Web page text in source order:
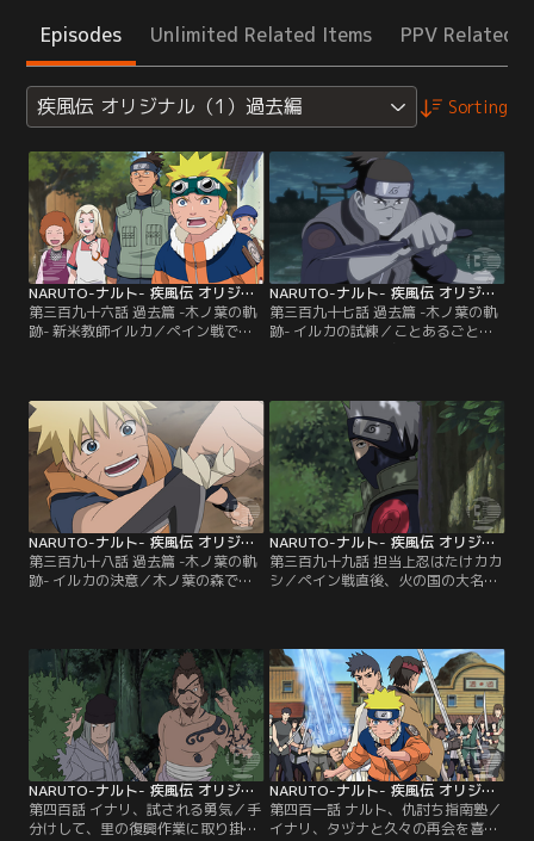
Episodes Unlimited Related Items PPV Related
疾風伝 オリジナル（1）過去編 Sorting
NARUTO-ナルト- 疾風伝 オリジナル（1）過去編 第396話
第三百九十六話 過去篇 -木ノ葉の軌
跡- 新米教師イルカ／ペイン戦で瓦
にあったブランコのついた木が無事
であることに気づく。それはいたず
らっ子だったアカデミー時代のナル
トがよく乗っていたものだった。イ
ルカは当時のことを懐かしく思い出
す…。【提供：バンダイチャンネ
ル】
NARUTO-ナルト- 疾風伝 オリジナル（1）過去編 第397話
第三百九十七話 過去篇 -木ノ葉の軌
跡- イルカの試練／ことあるごとに
両親を奪った16年前の九尾襲撃事件
のトラウマから、ナルトに教師とし
てうまく接することができないでい
た。たわいない悪戯を上手にいさめ
ることができず、ついにナルト
は…。【提供：バンダイチャンネ
ル】
NARUTO-ナルト- 疾風伝 オリジナル（1）過去編 第398話
第三百九十八話 過去篇 -木ノ葉の軌
跡- イルカの決意／木ノ葉の森では
スメイトたちの「仲間」に入れても
らうため、忍者の死体から戦利品を
奪おうと森に入ってしまう。すぐに
追いつき、連れ帰ろうとするイルカ
だが、ナルトは激しく拒絶する…。
【提供：バンダイチャンネル】
NARUTO-ナルト- 疾風伝 オリジナル（1）過去編 第399話
第三百九十九話 担当上忍はたけカカ
シ／ペイン戦直後、火の国の大名殿
れていた。ダンゾウは倒れた綱手に
代わる新たな火影を選出すべきと提
案するが…。一方、木ノ葉の里では
カカシとナルトが綱手の見舞いに訪
れていた。意識が戻らない綱手を案
じるナルト。【提供：バンダイチャ
ンネル】
NARUTO-ナルト- 疾風伝 オリジナル（1）過去編 第400話
第四百話 イナリ、試される勇気／手
分けして、里の復興作業に取り掛か
NARUTO-ナルト- 疾風伝 オリジナル（1）過去編 第401話
第四百一話 ナルト、仇討ち指南塾／
イナリ、タヅナと久々の再会を喜び